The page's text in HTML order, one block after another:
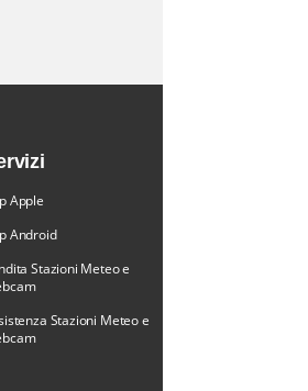
Apple
Android
Stazioni Meteo e
Stazioni Meteo e